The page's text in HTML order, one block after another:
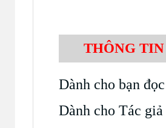
THÔNG TIN
Dành cho bạn đọc
Dành cho Tác giả